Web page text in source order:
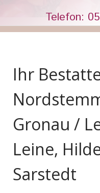
Telefon:
Ihr
Gronau /
Leine,
Sarstedt